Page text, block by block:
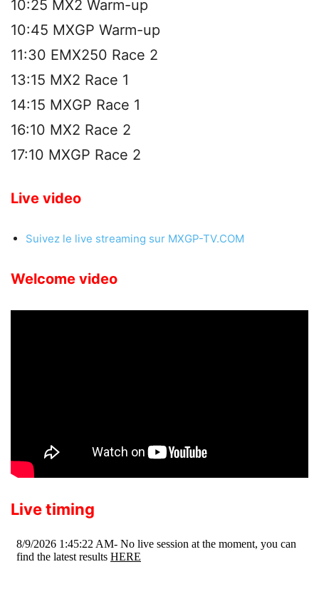
10:25 MX2 Warm-up
10:45 MXGP Warm-up
11:30 EMX250 Race 2
13:15 MX2 Race 1
14:15 MXGP Race 1
16:10 MX2 Race 2
17:10 MXGP Race 2
Live video
Suivez le live streaming sur MXGP-TV.COM
Welcome video
Live timing